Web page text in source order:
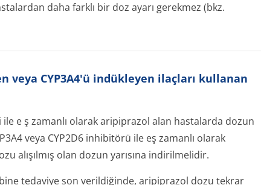
daha farklı bir doz ayarı gerekmez (bkz.
veya CYP3A4'ü indükleyen ilaçları kullanan
ile eş zamanlı olarak aripiprazol alan hastalarda dozun
veya CYP2D6 inhibitörü ile eş zamanlı olarak
alışılmış olan dozun yarısına indirilmelidir.
tedaviye son verildiğinde, aripiprazol dozu tekrar